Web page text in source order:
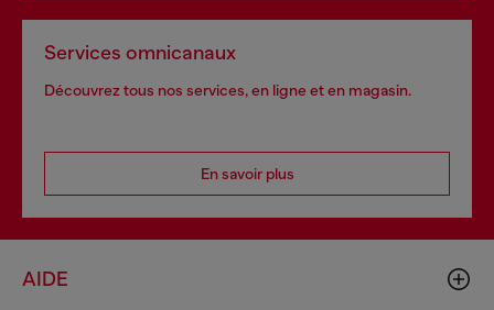
Services omnicanaux
Découvrez tous nos services, en ligne et en magasin.
En savoir plus
AIDE